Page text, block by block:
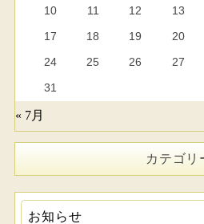
10 11 12 13
17
18 19 20
24
25 26 27
31
« 7月
カテゴリ
お知らせ